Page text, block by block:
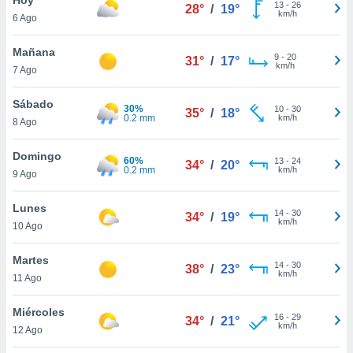
y
en
más
de
6 Ago
28° / 19° 13- 26
km/h
Mañana
7 Ago
31° / 17° 9- 20
km/h
Sábado
8 Ago
30%
0.2 mm
35° / 18° 10- 30
km/h
Domingo
9 Ago
60%
0.2 mm
34° / 20° 13- 24
km/h
Lunes
10 Ago
34° / 19° 14- 30
km/h
Martes
11 Ago
38° / 23° 14- 30
km/h
Miércoles
12 Ago
34° / 21° 16- 29
km/h